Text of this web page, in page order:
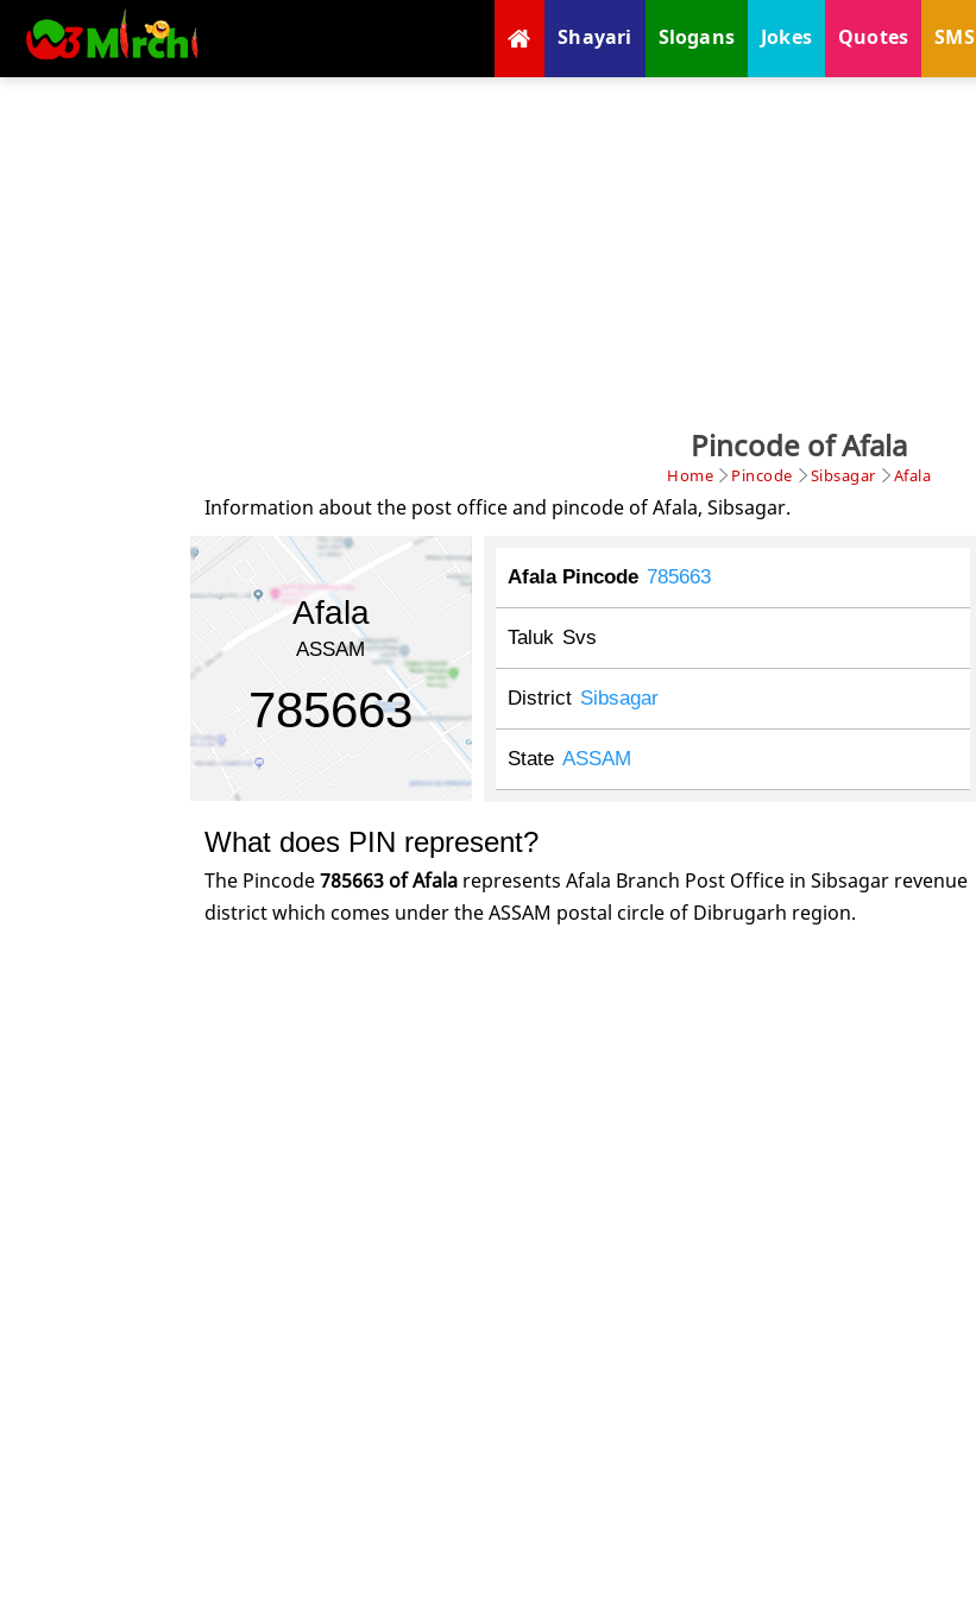
Shayari Slogans Jokes Quotes SMS
Pincode of Afala
Home Pincode Sibsagar Afala
Information about the post office and pincode of Afala, Sibsagar.
Afala
ASSAM
785663
Afala Pincode 785663
Taluk Svs
District Sibsagar
State ASSAM
What does PIN represent?
The Pincode785663 of Afala represents Afala Branch Post Office in Sibsagar revenue
district which comes under the ASSAM postal circle of Dibrugarh region.